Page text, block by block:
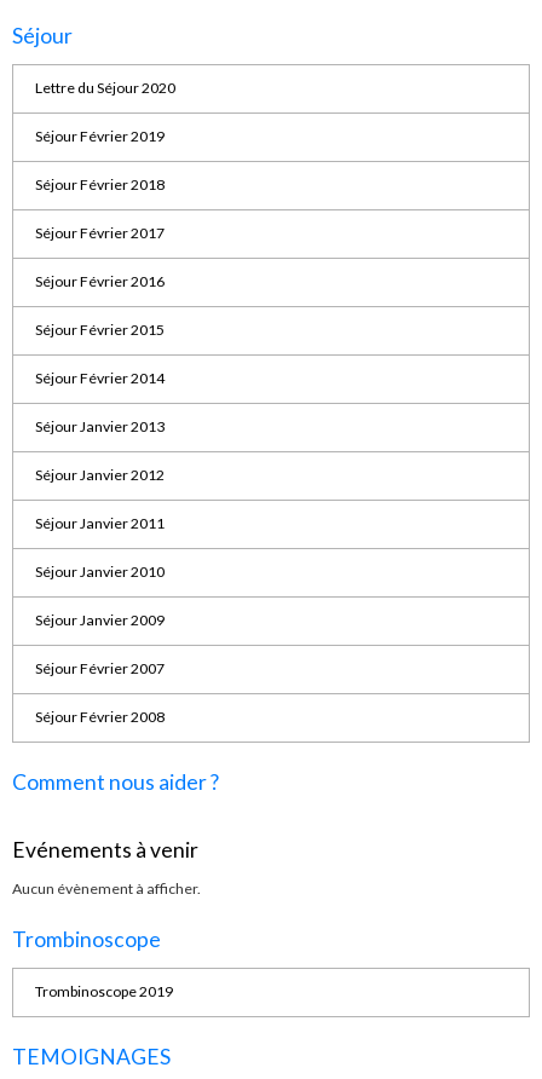
Séjour
Lettre du Séjour 2020
Séjour Février 2019
Séjour Février 2018
Séjour Février 2017
Séjour Février 2016
Séjour Février 2015
Séjour Février 2014
Séjour Janvier 2013
Séjour Janvier 2012
Séjour Janvier 2011
Séjour Janvier 2010
Séjour Janvier 2009
Séjour Février 2007
Séjour Février 2008
Comment nous aider ?
Evénements à venir
Aucun évènement à afficher.
Trombinoscope
Trombinoscope 2019
TEMOIGNAGES